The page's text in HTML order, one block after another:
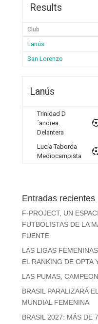
Results
Club
Lanús
San Lorenzo
Lanús
Trinidad D
´andrea.
Delantera
Lucía Taborda
Mediocampista
Entradas recientes
F-PROJECT, UN
FUTBOLISTAS DE LA
FUENTE
LAS LIGAS
EL RANKING DE OPTA
LAS PUMAS,
BRASIL PARALIZARÁ
MUNDIAL FEMENINA
BRASIL 2027: MÁS DE